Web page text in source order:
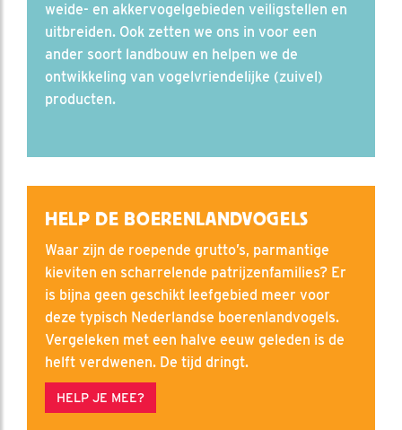
weide- en akkervogelgebieden veiligstellen en
uitbreiden. Ook zetten we ons in voor een
ander soort landbouw en helpen we de
ontwikkeling van vogelvriendelijke (zuivel)
producten.
HELP DE BOERENLANDVOGELS
Waar zijn de roepende grutto’s, parmantige
kieviten en scharrelende patrijzenfamilies? Er
is bijna geen geschikt leefgebied meer voor
deze typisch Nederlandse boerenlandvogels.
Vergeleken met een halve eeuw geleden is de
helft verdwenen. De tijd dringt.
HELP JE MEE?